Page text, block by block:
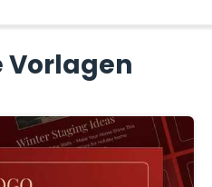
Vorlagen